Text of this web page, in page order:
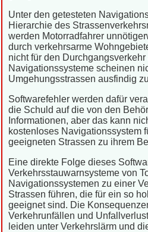
Unter den getesteten
Hierarchie des
werden Motorradfahrer
durch verkehrsarme
nicht für den
Navigationssysteme scheinen
Umgehungsstrassen ausfindig
Softwarefehler werden dafür
die Schuld auf die von den
Informationen, aber das kann
kostenloses Navigationssystem
geeigneten Strassen zu ihrem
Eine direkte Folge dieses
Verkehrsstauwarnsysteme von
Navigationssystemen zu einer
Strassen führen, die für ein so
geeignet sind. Die
Verkehrunfällen und
leiden unter Verkehrslärm und